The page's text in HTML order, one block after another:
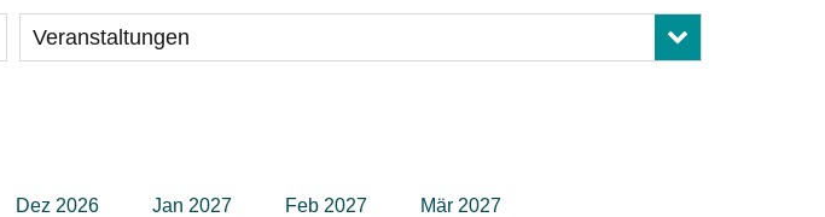
Veranstaltungen
Dez 2026 Jan 2027 Feb 2027 Mär 2027